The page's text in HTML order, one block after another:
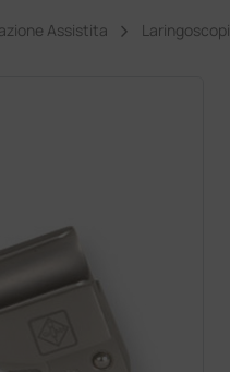
Assistita Laringoscopi